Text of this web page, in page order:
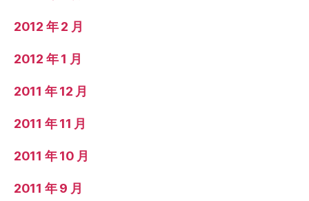
2012 年 2 月
2012 年 1 月
2011 年 12 月
2011 年 11 月
2011 年 10 月
2011 年 9 月